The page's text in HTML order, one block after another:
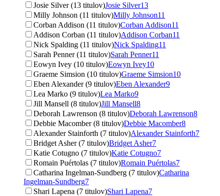
Josie Silver (13 titulov)Josie Silver13
Milly Johnson (11 titulov)Milly Johnson11
Corban Addison (11 titulov)Corban Addison11
Addison Corban (11 titulov)Addison Corban11
Nick Spalding (11 titulov)Nick Spalding11
Sarah Penner (11 titulov)Sarah Penner11
Eowyn Ivey (10 titulov)Eowyn Ivey10
Graeme Simsion (10 titulov)Graeme Simsion10
Eben Alexander (9 titulov)Eben Alexander9
Lea Marko (9 titulov)Lea Marko9
Jill Mansell (8 titulov)Jill Mansell8
Deborah Lawrenson (8 titulov)Deborah Lawrenson8
Debbie Macomber (8 titulov)Debbie Macomber8
Alexander Stainforth (7 titulov)Alexander Stainforth7
Bridget Asher (7 titulov)Bridget Asher7
Katie Cotugno (7 titulov)Katie Cotugno7
Romain Puértolas (7 titulov)Romain Puértolas7
Catharina Ingelman-Sundberg (7 titulov)Catharina
Ingelman-Sundberg7
Shari Lapena (7 titulov)Shari Lapena7